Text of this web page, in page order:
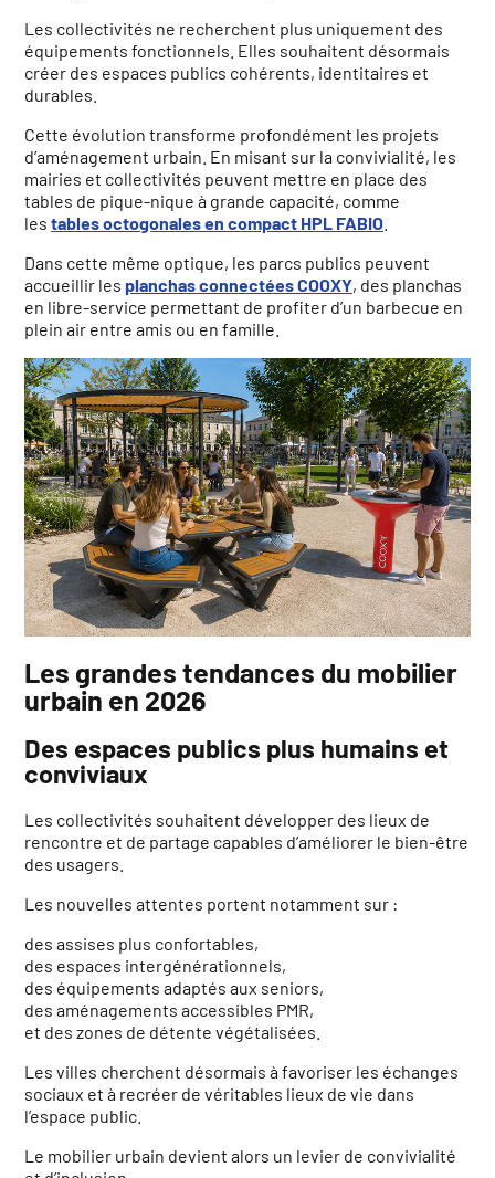
Les collectivités ne recherchent plus uniquement des
équipements fonctionnels. Elles souhaitent désormais
créer des espaces publics cohérents, identitaires et
durables.
Cette évolution transforme profondément les projets
d’aménagement urbain. En misant sur la convivialité, les
mairies et collectivités peuvent mettre en place des
tables de pique-nique à grande capacité, comme
les tables octogonales en compact HPL FABIO
Dans cette même optique, les parcs publics peuvent
accueillir les planchas connectées COOXY, des planchas
en libre-service permettant de profiter d’un barbecue en
plein air entre amis ou en famille.
Les grandes tendances du mobilier
urbain en 2026
Des espaces publics plus humains et
conviviaux
Les collectivités souhaitent développer des lieux de
rencontre et de partage capables d’améliorer le bien-être
des usagers.
Les nouvelles attentes portent notamment sur :
des assises plus confortables,
des espaces intergénérationnels,
des équipements adaptés aux seniors,
des aménagements accessibles PMR,
et des zones de détente végétalisées.
Les villes cherchent désormais à favoriser les échanges
sociaux et à recréer de véritables lieux de vie dans
l’espace public.
Le mobilier urbain devient alors un levier de convivialité